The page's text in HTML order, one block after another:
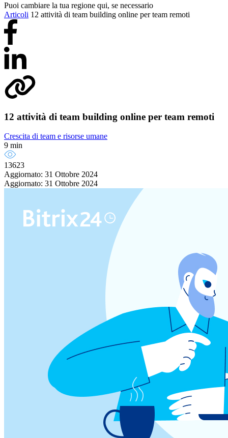
Puoi cambiare la tua regione qui, se necessario
Articoli 12 attività di team building online per team remoti
12 attività di team building online per team remoti
Crescita di team e risorse umane
9 min
13623
Aggiornato: 31 Ottobre 2024
Aggiornato: 31 Ottobre 2024